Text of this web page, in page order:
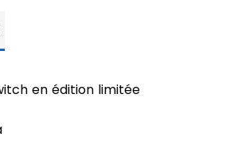
en édition limitée